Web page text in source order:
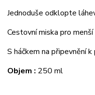
Jednoduše odklopte
Cestovní miska pro menší
S háčkem na připevnění k
Objem : 250 ml